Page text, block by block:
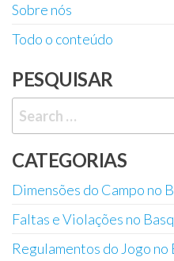
Sobre nós
Todo o conteúdo
PESQUISAR
Search
for:
CATEGORIAS
Dimensões do Campo
Faltas e Violações no
Regulamentos do Jogo